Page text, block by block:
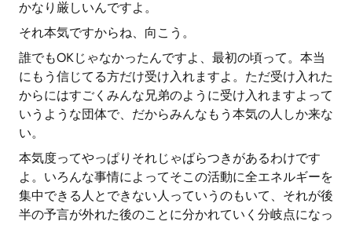
かなり厳しいんですよ。
それ本気ですからね、向こう。
誰でもOKじゃなかったんですよ、最初の頃って。本当
にもう信じてる方だけ受け入れますよ。ただ受け入れた
からにはすごくみんな兄弟のように受け入れますよって
いうような団体で、だからみんなもう本気の人しか来な
い。
本気度ってやっぱりそれじゃばらつきがあるわけです
よ。いろんな事情によってそこの活動に全エネルギーを
集中できる人とできない人っていうのもいて、それが後
半の予言が外れた後のことに分かれていく分岐点になっ